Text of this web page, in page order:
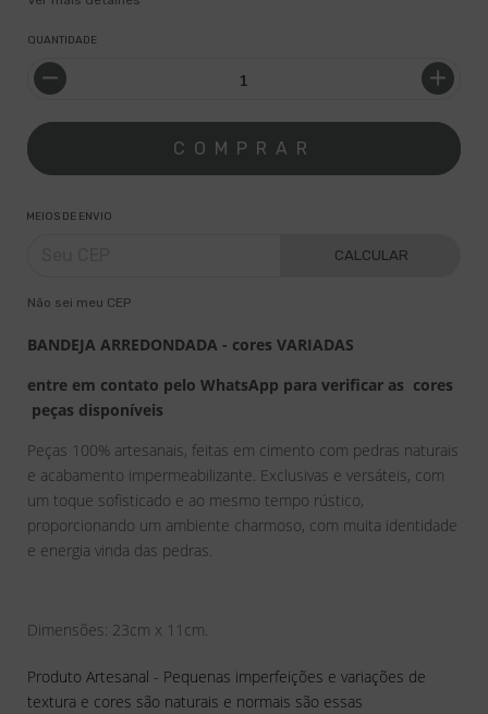
QUANTIDADE
MEIOS DE ENVIO
CALCULAR
Não sei meu CEP
BANDEJA ARREDONDADA - cores VARIADAS
entre em contato pelo WhatsApp para verificar as cores
peças disponíveis
Peças 100% artesanais, feitas em cimento com pedras naturais
e acabamento impermeabilizante. Exclusivas e versáteis, com
um toque sofisticado e ao mesmo tempo rústico,
proporcionando um ambiente charmoso, com muita identidade
e energia vinda das pedras.
Dimensões: 23cm x 11cm.
Produto Artesanal - Pequenas imperfeições e variações de
textura e cores são naturais e normais são essas